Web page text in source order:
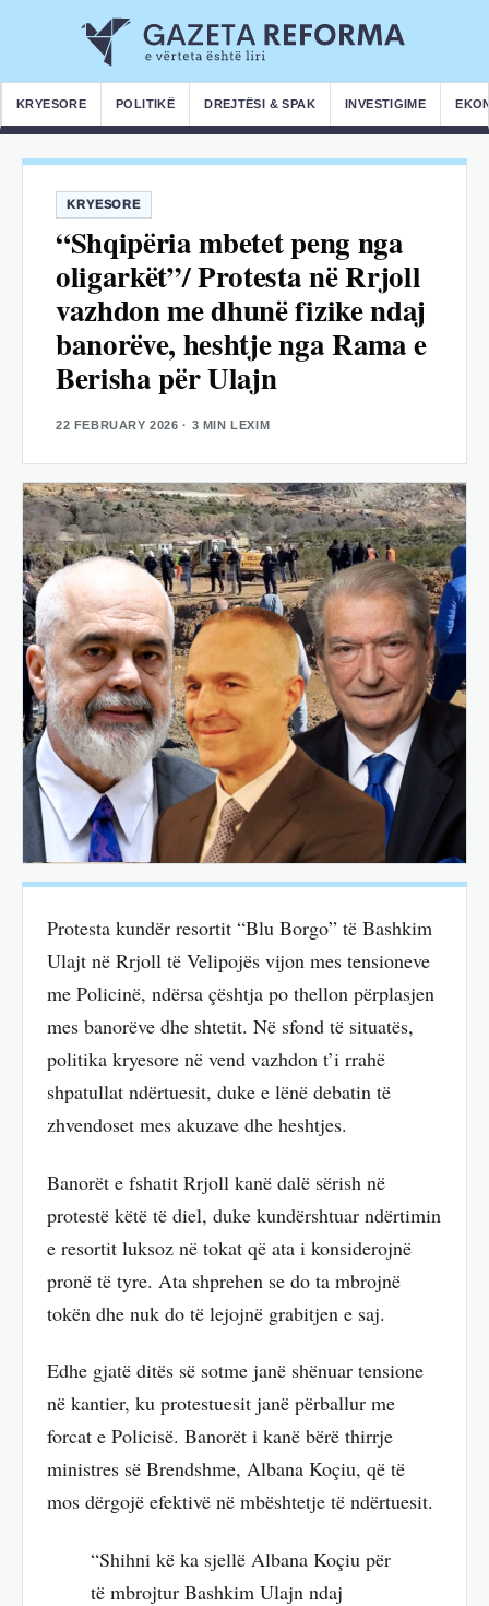
KRYESORE POLITIKË DREJTËSI & SPAK INVESTIGIME
KRYESORE
“Shqipëria mbetet peng nga
oligarkët”/ Protesta në Rrjoll
vazhdon me dhunë fizike ndaj
banorëve, heshtje nga Rama e
Berisha për Ulajn
22 FEBRUARY 2026 · 3 MIN LEXIM
Protesta kundër resortit “Blu Borgo” të Bashkim
Ulajt në Rrjoll të Velipojës vijon mes tensioneve
me Policinë, ndërsa çështja po thellon përplasjen
mes banorëve dhe shtetit. Në sfond të situatës,
politika kryesore në vend vazhdon t’i rrahë
shpatullat ndërtuesit, duke e lënë debatin të
zhvendoset mes akuzave dhe heshtjes.
Banorët e fshatit Rrjoll kanë dalë sërish në
protestë këtë të diel, duke kundërshtuar ndërtimin
e resortit luksoz në tokat që ata i konsiderojnë
pronë të tyre. Ata shprehen se do ta mbrojnë
tokën dhe nuk do të lejojnë grabitjen e saj.
Edhe gjatë ditës së sotme janë shënuar tensione
në kantier, ku protestuesit janë përballur me
forcat e Policisë. Banorët i kanë bërë thirrje
ministres së Brendshme, Albana Koçiu, që të
mos dërgojë efektivë në mbështetje të ndërtuesit.
“Shihni kë ka sjellë Albana Koçiu për
të mbrojtur Bashkim Ulajn ndaj